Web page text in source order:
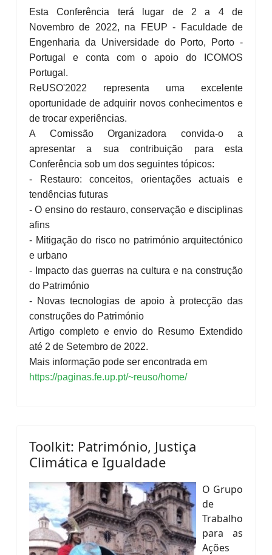
Esta Conferência terá lugar de 2 a 4 de
Novembro de 2022, na FEUP - Faculdade de
Engenharia da Universidade do Porto, Porto -
Portugal e conta com o apoio do ICOMOS
Portugal.
ReUSO'2022 representa uma excelente
oportunidade de adquirir novos conhecimentos e
de trocar experiências.
A Comissão Organizadora convida-o a
apresentar a sua contribuição para esta
Conferência sob um dos seguintes tópicos:
- Restauro: conceitos, orientações actuais e
tendências futuras
- O ensino do restauro, conservação e disciplinas
afins
- Mitigação do risco no património arquitectónico
e urbano
- Impacto das guerras na cultura e na construção
do Património
- Novas tecnologias de apoio à protecção das
construções do Património
Artigo completo e envio do Resumo Extendido
até 2 de Setembro de 2022.
Mais informação pode ser encontrada em
https://paginas.fe.up.pt/~reuso/home/
Toolkit: Património, Justiça
Climática e Igualdade
O Grupo
de
Trabalho
para as
Ações